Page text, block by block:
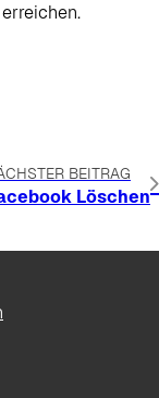
BEITRAG
Löschen